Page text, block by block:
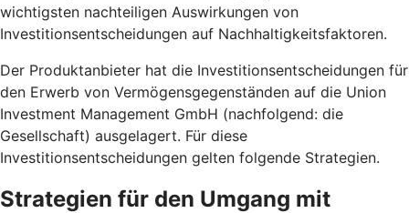
wichtigsten nachteiligen Auswirkungen von
Investitionsentscheidungen auf Nachhaltigkeitsfaktoren.
Der Produktanbieter hat die Investitionsentscheidungen für
den Erwerb von Vermögensgegenständen auf die Union
Investment Management GmbH (nachfolgend: die
Gesellschaft) ausgelagert. Für diese
Investitionsentscheidungen gelten folgende Strategien.
Strategien für den Umgang mit